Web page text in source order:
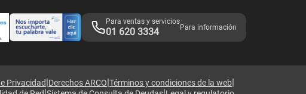
Para ventas y servicios
01 620 3334 Para información
Privacidad|Derechos ARCO|Términos y condiciones de la web|